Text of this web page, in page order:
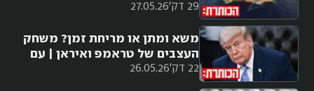
29 דק' 27.05.26
22 דק' 26.05.26
משא ומתן או מריחת זמן? משחק
העצבים של טראמפ ואיראן | עם
רון בן ישי